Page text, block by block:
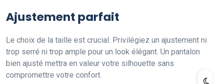
Ajustement parfait
Le choix de la taille est crucial. Privilégiez un ajustement ni
trop serré ni trop ample pour un look élégant. Un pantalon
bien ajusté mettra en valeur votre silhouette sans
compromettre votre confort.